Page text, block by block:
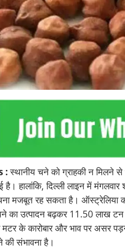
:स्थानीय चने को ग्राहकी न मिलने से
हालांकि, दिल्ली लाइन में
चना मजबूत रह सकता है।
का उत्पादन बढ़कर 11.50 लाख
के कारोबार और भाव पर असर
संभावना है।